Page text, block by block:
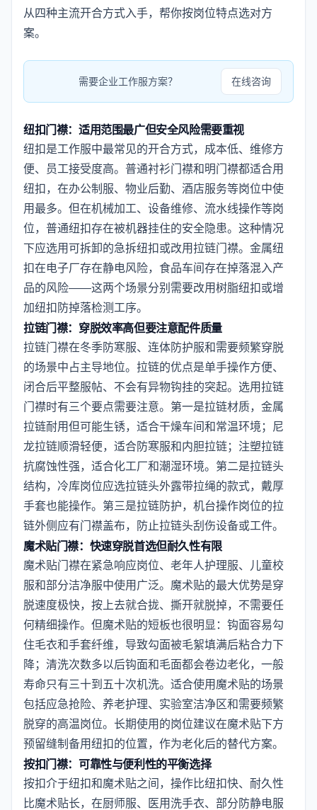
从四种主流开合方式入手，帮你按岗位特点选对方
案。
需要企业工作服方案？ 在线咨询
纽扣门襟：适用范围最广但安全风险需要重视
纽扣是工作服中最常见的开合方式，成本低、维修方
便、员工接受度高。普通衬衫门襟和明门襟都适合用
纽扣，在办公制服、物业后勤、酒店服务等岗位中使
用最多。但在机械加工、设备维修、流水线操作等岗
位，普通纽扣存在被机器挂住的安全隐患。这种情况
下应选用可拆卸的急拆纽扣或改用拉链门襟。金属纽
扣在电子厂存在静电风险，食品车间存在掉落混入产
品的风险——这两个场景分别需要改用树脂纽扣或增
加纽扣防掉落检测工序。
拉链门襟：穿脱效率高但要注意配件质量
拉链门襟在冬季防寒服、连体防护服和需要频繁穿脱
的场景中占主导地位。拉链的优点是单手操作方便、
闭合后平整服帖、不会有异物钩挂的突起。选用拉链
门襟时有三个要点需要注意。第一是拉链材质，金属
拉链耐用但可能生锈，适合干燥车间和常温环境；尼
龙拉链顺滑轻便，适合防寒服和内胆拉链；注塑拉链
抗腐蚀性强，适合化工厂和潮湿环境。第二是拉链头
结构，冷库岗位应选拉链头外露带拉绳的款式，戴厚
手套也能操作。第三是拉链防护，机台操作岗位的拉
链外侧应有门襟盖布，防止拉链头刮伤设备或工件。
魔术贴门襟：快速穿脱首选但耐久性有限
魔术贴门襟在紧急响应岗位、老年人护理服、儿童校
服和部分洁净服中使用广泛。魔术贴的最大优势是穿
脱速度极快，按上去就合拢、撕开就脱掉，不需要任
何精细操作。但魔术贴的短板也很明显：钩面容易勾
住毛衣和手套纤维，导致勾面被毛絮填满后粘合力下
降；清洗次数多以后钩面和毛面都会卷边老化，一般
寿命只有三十到五十次机洗。适合使用魔术贴的场景
包括应急抢险、养老护理、实验室洁净区和需要频繁
脱穿的高温岗位。长期使用的岗位建议在魔术贴下方
预留缝制备用纽扣的位置，作为老化后的替代方案。
按扣门襟：可靠性与便利性的平衡选择
按扣介于纽扣和魔术贴之间，操作比纽扣快、耐久性
比魔术贴长，在厨师服、医用洗手衣、部分防静电服